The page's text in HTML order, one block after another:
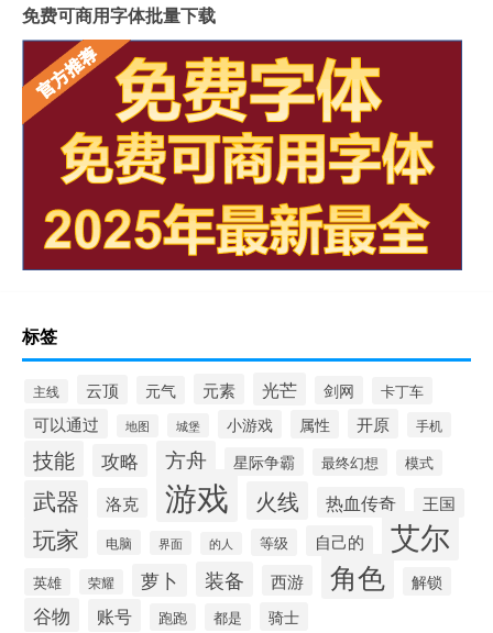
免费可商用字体批量下载
标签
主线 云顶 元气 元素 光芒 剑网 卡丁车
可以通过 地图 城堡 小游戏 属性 开原 手机
技能 攻略 方舟 星际争霸 最终幻想 模式
武器 洛克 游戏 火线 热血传奇 王国
玩家 电脑 界面 的人 等级 自己的 艾尔
英雄 荣耀 萝卜 装备 西游 角色 解锁
谷物 账号 跑跑 都是 骑士